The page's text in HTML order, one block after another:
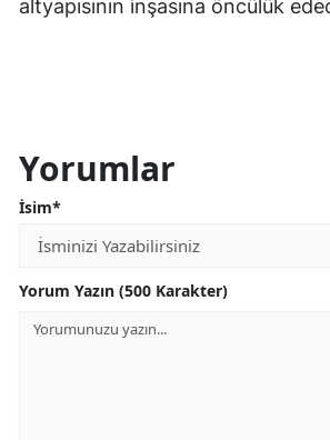
altyapısının inşasına öncülük
Yorumlar
İsim*
Yorum Yazın (500 Karakter)